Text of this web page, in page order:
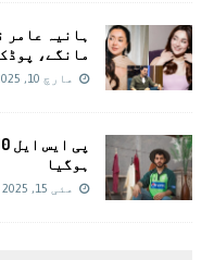
مانگے،
مارچ 10, 2025
ہوگیا
مئی 15, 2025